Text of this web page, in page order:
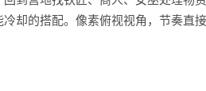
却的搭配。像素俯视视角，节奏直